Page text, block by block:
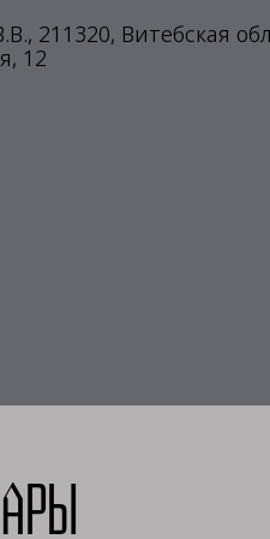
211320, Витебская
12